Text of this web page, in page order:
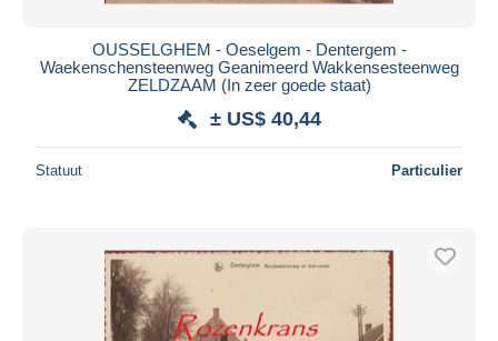
OUSSELGHEM - Oeselgem - Dentergem -
Waekenschensteenweg Geanimeerd Wakkensesteenweg
ZELDZAAM (In zeer goede staat)
± US$ 40,44
Statuut Particulier